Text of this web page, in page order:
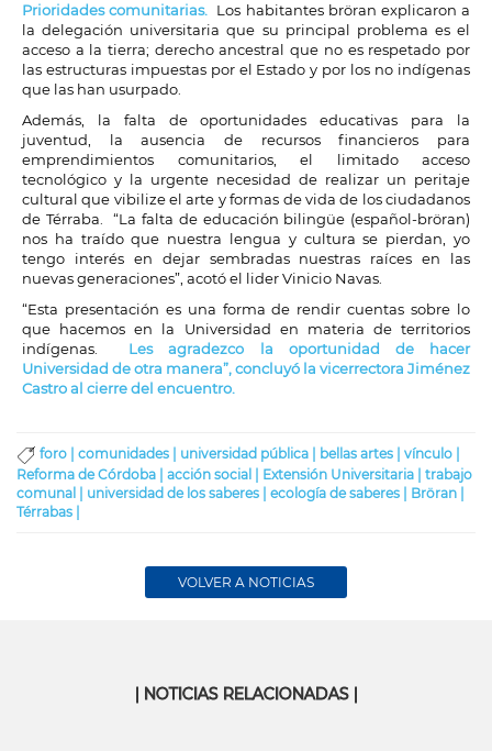
Prioridades comunitarias. Los habitantes bröran explicaron a
la delegación universitaria que su principal problema es el
acceso a la tierra; derecho ancestral que no es respetado por
las estructuras impuestas por el Estado y por los no indígenas
que las han usurpado.
Además, la falta de oportunidades educativas para la
juventud, la ausencia de recursos financieros para
emprendimientos comunitarios, el limitado acceso
tecnológico y la urgente necesidad de realizar un peritaje
cultural que vibilize el arte y formas de vida de los ciudadanos
de Térraba.“La falta de educación bilingüe (español-bröran)
nos ha traído que nuestra lengua y cultura se pierdan, yo
tengo interés en dejar sembradas nuestras raíces en las
nuevas generaciones”, acotó el lider Vinicio Navas.
“Esta presentación es una forma de rendir cuentas sobre lo
que hacemos en la Universidad en materia de territorios
indígenas.
Les agradezco la oportunidad de hacer
Universidad de otra manera”, concluyó la vicerrectora Jiménez
Castro al cierre del encuentro.
foro | comunidades | universidad pública | bellas artes | vínculo |
Reforma de Córdoba | acción social | Extensión Universitaria | trabajo
comunal | universidad de los saberes | ecología de saberes | Bröran |
Térrabas |
VOLVER A NOTICIAS
| NOTICIAS RELACIONADAS |